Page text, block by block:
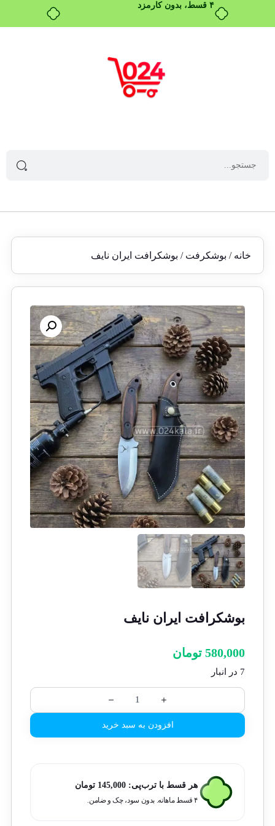
بدون ضامن، بدون سود
خانه / بوشکرفت / بوشکرافت ایران نایف
بوشکرافت ایران نایف
580,000 تومان
7 در انبار
افزودن به سبد خرید
هر قسط با ترب‌پی: 145,000 تومان
۴ قسط ماهانه. بدون سود، چک و ضامن.